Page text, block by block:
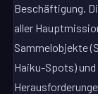
Beschäftigung.
aller
Sammelobjekte
Haiku-Spots)